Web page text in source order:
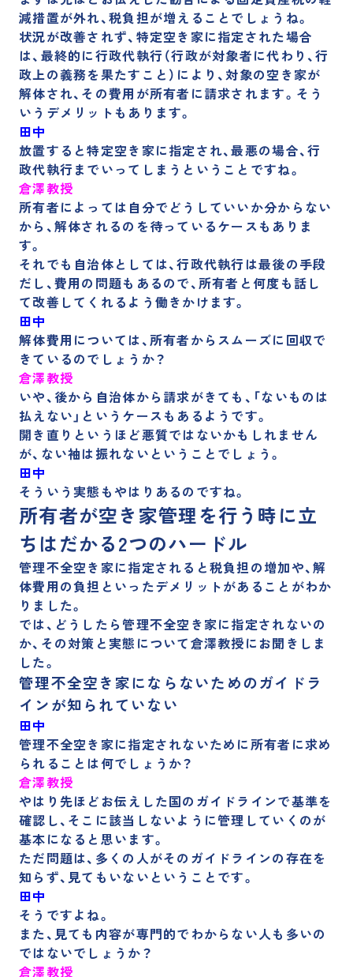
減措置が外れ、税負担が増える ことでしょうね。
状況が改善されず、特定空き家に指定された場合
は、最終的に行政代執行（行政が対象者に代わり、行
政上の義務を果たすこと）により、対象の空き家が
解体され、その費用が所有者に請求されます。そう
いうデメリットもあります。
田中
放置すると特定空き家に指定され、最悪の場合、行
政代執行までいってしまうということですね。
倉澤教授
所有者によっては自分でどうしていいか分からない
から、解体されるのを待っているケースもありま
す。
それでも 自治体としては、行政代執行は最後の手段
だし、費用の問題もあるので、所有者と何度も話し
て改善してくれるよう働きかけます。
田中
解体費用については、所有者からスムーズに回収で
きているのでしょうか？
倉澤教授
いや、後から自治体から請求がきても、「ないものは
払えない」というケースもある ようです。
開き直りというほど悪質ではないかもしれません
が、ない袖は振れないということでしょう。
田中
そういう実態もやはりあるのですね。
所有者が空き家管理を行う時に立
ちはだかる2つのハードル
管理不全空き家に指定されると税負担の増加や、解
体費用の負担といったデメリットがあることがわか
りました。
では、どうしたら管理不全空き家に指定されないの
か、その対策と実態について倉澤教授にお聞きしま
した。
管理不全空き家にならないためのガイドラ
インが知られていない
田中
管理不全空き家に指定されないために所有者に求め
られることは何でしょうか？
倉澤教授
やはり先ほどお伝えした国のガイドラインで基準を
確認し、そこに該当しないように管理していくのが
基本になると思います。
ただ問題は、 多くの人がそのガイドラインの存在を
知らず、見てもいない ということです。
田中
そうですよね。
また、見ても内容が専門的でわからない人も多いの
ではないでしょうか？
倉澤教授